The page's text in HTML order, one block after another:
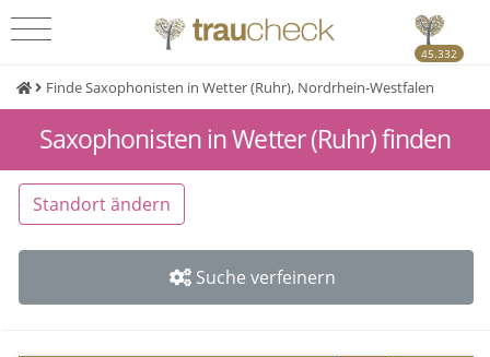
45.332
Finde Saxophonisten in Wetter (Ruhr), Nordrhein-Westfalen
Saxophonisten in Wetter (Ruhr) finden
Standort ändern
Suche verfeinern